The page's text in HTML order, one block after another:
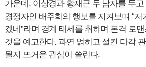
가운데, 이상경과 황재근 두 남자를 두
경쟁자인 배주희의 행보를 지켜보며 “저
겠네”라며 경계 태세를 취하며 본격 로
것을 예고한다. 과연 얽히고 설킨 다각
될지 뜨거운 관심이 쏠린다.